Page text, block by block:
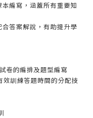
編寫，涵蓋所有重要知
答案解說，有助提升學
卷的編排及題型編寫
訓練答題時間的分配技